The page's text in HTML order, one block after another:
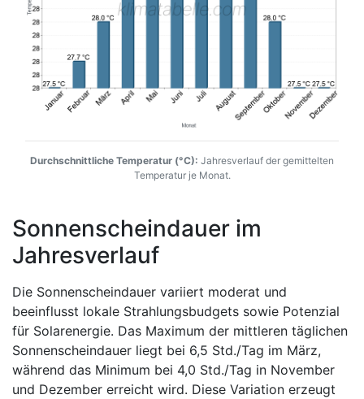
Durchschnittliche Temperatur (°C): Jahresverlauf der gemittelten
Temperatur je Monat.
Sonnenscheindauer im
Jahresverlauf
Die Sonnenscheindauer variiert moderat und
beeinflusst lokale Strahlungsbudgets sowie Potenzial
für Solarenergie. Das Maximum der mittleren täglichen
Sonnenscheindauer liegt bei 6,5 Std./Tag im März,
während das Minimum bei 4,0 Std./Tag in November
und Dezember erreicht wird. Diese Variation erzeugt